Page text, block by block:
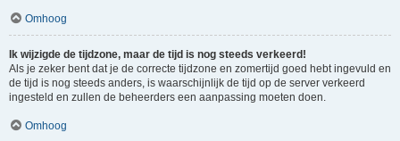
Omhoog
Ik wijzigde de tijdzone, maar de tijd is nog steeds verkeerd!
Als je zeker bent dat je de correcte tijdzone en zomertijd goed hebt ingevuld en
de tijd is nog steeds anders, is waarschijnlijk de tijd op de server verkeerd
ingesteld en zullen de beheerders een aanpassing moeten doen.
Omhoog